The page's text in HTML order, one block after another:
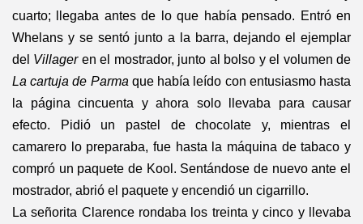
cuarto; llegaba antes de lo que había pensado. Entró en
Whelans y se sentó junto a la barra, dejando el ejemplar
del Villageren el mostrador, junto al bolso y el volumen de
La cartuja de Parma que había leído con entusiasmo hasta
la página cincuenta y ahora solo llevaba para causar
efecto. Pidió un pastel de chocolate y, mientras el
camarero lo preparaba, fue hasta la máquina de tabaco y
compró un paquete de Kool. Sentándose de nuevo ante el
mostrador, abrió el paquete y encendió un cigarrillo.
La señorita Clarence rondaba los treinta y cinco y llevaba